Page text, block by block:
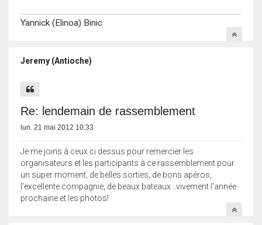
Yannick (Elinoa) Binic
Jeremy (Antioche)
Re: lendemain de rassemblement
lun. 21 mai 2012 10:33
Je me joins à ceux ci dessus pour remercier les
organisateurs et les participants à ce rassemblement pour
un super moment, de belles sorties, de bons apéros,
l'excellente compagnie, de beaux bateaux...vivement l'année
prochaine et les photos!